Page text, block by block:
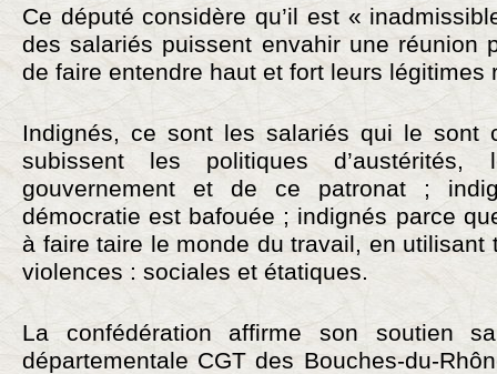
Ce député considère qu’il est «
des salariés puissent envahir une réunion
de faire entendre haut et fort leurs légitimes
Indignés, ce sont les salariés qui le sont
subissent les politiques
gouvernement et de ce patronat ;
démocratie est bafouée ; indignés parce
à faire taire le monde du travail, en utilisant
violences : sociales et étatiques.
La confédération affirme son soutien
départementale CGT des Bouches-du-